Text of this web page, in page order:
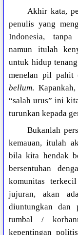
Akhir kata,
penulis yang
Indonesia, tanpa
namun itulah
untuk hidup
menelan pil pahit
bellum.
“salah urus” ini
turunkan kepada
Bukanlah
kemauan, itulah
bila kita hendak
bersentuhan
komunitas
jujuran, akan
diuntungkan
tumbal /
kepentingan